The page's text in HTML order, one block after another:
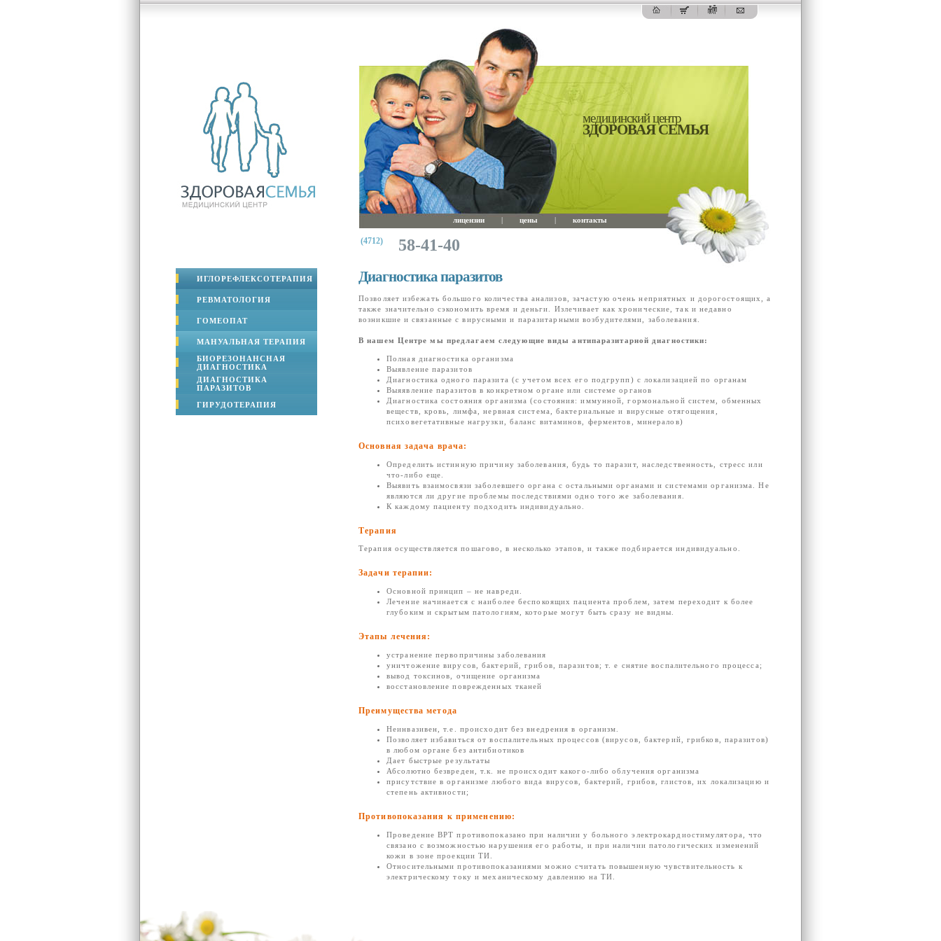
медицинский центр
ЗДОРОВАЯ СЕМЬЯ
лицензии | цены | контакты
(4712) 58-41-40
ИГЛОРЕФЛЕКСОТЕРАПИЯ
РЕВМАТОЛОГИЯ
ГОМЕОПАТ
МАНУАЛЬНАЯ ТЕРАПИЯ
БИОРЕЗОНАНСНАЯ
ДИАГНОСТИКА
ДИАГНОСТИКА
ПАРАЗИТОВ
ГИРУДОТЕРАПИЯ
Диагностика паразитов
Позволяет избежать большого количества анализов, зачастую очень неприятных и дорогостоящих, а
также значительно сэкономить время и деньги. Излечивает как хронические, так и недавно
возникшие и связанные с вирусными и паразитарными возбудителями, заболевания.
В нашем Центре мы предлагаем следующие виды антипаразитарной диагностики:
Полная диагностика организма
Выявление паразитов
Диагностика одного паразита (с учетом всех его подгрупп) с локализацией по органам
Выяявление паразитов в конкретном органе или системе органов
Диагностика состояния организма (состояния: иммунной, гормональной систем, обменных
веществ, кровь, лимфа, нервная система, бактериальные и вирусные отягощения,
психовегетативные нагрузки, баланс витаминов, ферментов, минералов)
Основная задача врача:
Определить истинную причину заболевания, будь то паразит, наследственность, стресс или
что-либо еще.
Выявить взаимосвязи заболевшего органа с остальными органами и системами организма. Не
являются ли другие проблемы последствиями одно того же заболевания.
К каждому пациенту подходить индивидуально.
Терапия
Терапия осуществляется пошагово, в несколько этапов, и также подбирается индивидуально.
Задачи терапии:
Основной принцип – не навреди.
Лечение начинается с наиболее беспокоящих пациента проблем, затем переходит к более
глубоким и скрытым патологиям, которые могут быть сразу не видны.
Этапы лечения:
устранение первопричины заболевания
уничтожение вирусов, бактерий, грибов, паразитов; т. е снятие воспалительного процесса;
вывод токсинов, очищение организма
восстановление поврежденных тканей
Преимущества метода
Неинвазивен, т.е. происходит без внедрения в организм.
Позволяет избавиться от воспалительных процессов (вирусов, бактерий, грибков, паразитов)
в любом органе без антибиотиков
Дает быстрые результаты
Абсолютно безвреден, т.к. не происходит какого-либо облучения организма
присутствие в организме любого вида вирусов, бактерий, грибов, глистов, их локализацию и
степень активности;
Противопоказания к применению:
Проведение ВРТ противопоказано при наличии у больного электрокардиостимулятора, что
связано с возможностью нарушения его работы, и при наличии патологических изменений
кожи в зоне проекции ТИ.
Относительными противопоказаниями можно считать повышенную чувствительность к
электрическому току и механическому давлению на ТИ.